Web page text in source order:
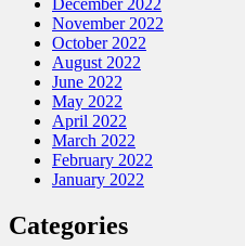
December 2022
November 2022
October 2022
August 2022
June 2022
May 2022
April 2022
March 2022
February 2022
January 2022
Categories